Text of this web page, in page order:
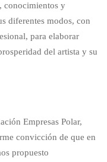
conocimientos y
diferentes modos, con
para elaborar
del artista y su
Empresas Polar,
convicción de que en
propuesto